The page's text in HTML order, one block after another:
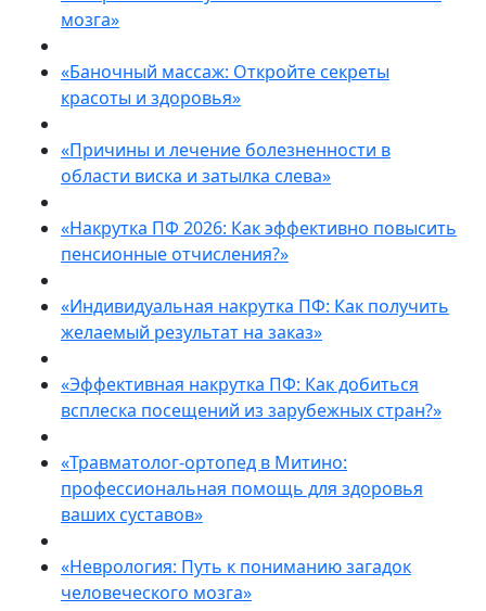
мозга»
«Баночный массаж: Откройте секреты
красоты и здоровья»
«Причины и лечение болезненности в
области виска и затылка слева»
«Накрутка ПФ 2026: Как эффективно повысить
пенсионные отчисления?»
«Индивидуальная накрутка ПФ: Как получить
желаемый результат на заказ»
«Эффективная накрутка ПФ: Как добиться
всплеска посещений из зарубежных стран?»
«Травматолог-ортопед в Митино:
профессиональная помощь для здоровья
ваших суставов»
«Неврология: Путь к пониманию загадок
человеческого мозга»